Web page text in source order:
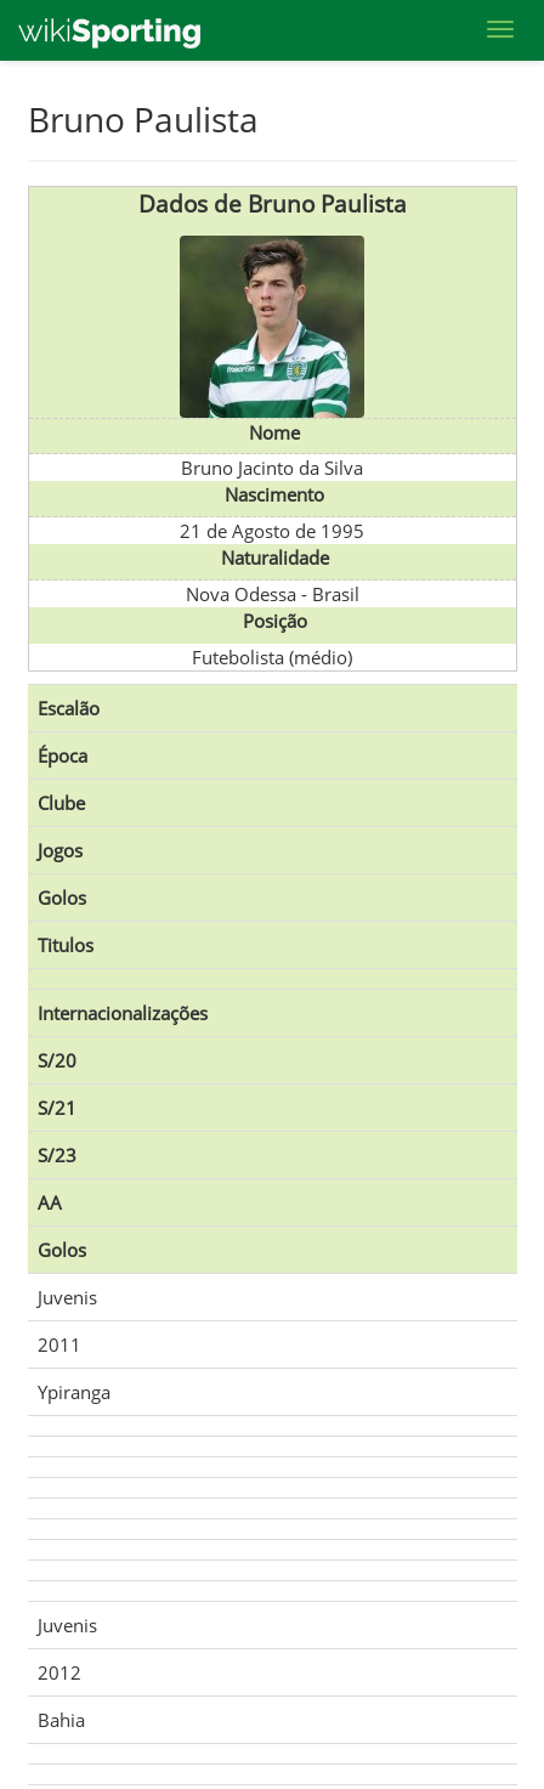
Bruno Paulista
Dados de Bruno Paulista
Nome
Bruno Jacinto da Silva
Nascimento
21 de Agosto de 1995
Naturalidade
Nova Odessa- Brasil
Posição
Futebolista (médio)
Escalão
Época
Clube
Jogos
Golos
Titulos
Internacionalizações
S/20
S/21
S/23
AA
Golos
Juvenis
2011
Ypiranga
Juvenis
2012
Bahia